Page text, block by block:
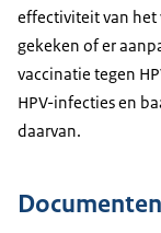
effectiviteit van
gekeken of er
vaccinatie tegen
HPV-infecties en
daarvan.
Documenten